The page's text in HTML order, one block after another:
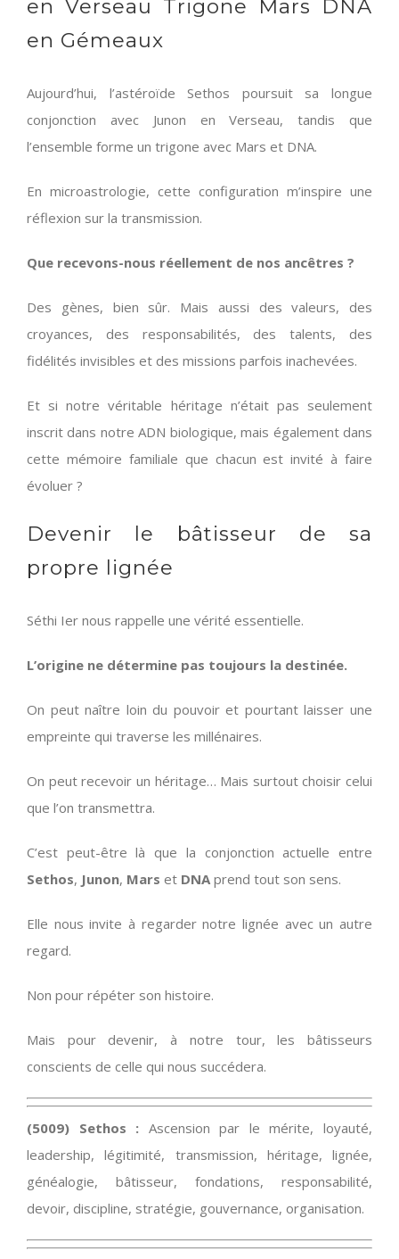
en Verseau Trigone Mars DNA
en Gémeaux
Aujourd’hui, l’astéroïde Sethos poursuit sa longue
conjonction avec Junon en Verseau, tandis que
l’ensemble forme un trigone avec Mars et DNA.
En microastrologie, cette configuration m’inspire une
réflexion sur la transmission.
Que recevons-nous réellement de nos ancêtres ?
Des gènes, bien sûr. Mais aussi des valeurs, des
croyances, des responsabilités, des talents, des
fidélités invisibles et des missions parfois inachevées.
Et si notre véritable héritage n’était pas seulement
inscrit dans notre ADN biologique, mais également dans
cette mémoire familiale que chacun est invité à faire
évoluer ?
Devenir le bâtisseur de sa
propre lignée
Séthi Ier nous rappelle une vérité essentielle.
L’origine ne détermine pas toujours la destinée.
On peut naître loin du pouvoir et pourtant laisser une
empreinte qui traverse les millénaires.
On peut recevoir un héritage… Mais surtout choisir celui
que l’on transmettra.
C’est peut-être là que la conjonction actuelle entre
Sethos, Junon, Mars et DNA prend tout son sens.
Elle nous invite à regarder notre lignée avec un autre
regard.
Non pour répéter son histoire.
Mais pour devenir, à notre tour, les bâtisseurs
conscients de celle qui nous succédera.
(5009) Sethos : Ascension par le mérite, loyauté,
leadership, légitimité, transmission, héritage, lignée,
généalogie, bâtisseur, fondations, responsabilité,
devoir, discipline, stratégie, gouvernance, organisation.